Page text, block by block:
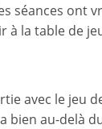
séances ont
à la table de
avec le jeu
bien au-delà